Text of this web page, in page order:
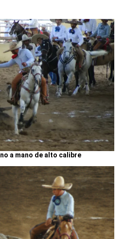
a mano de alto calibre